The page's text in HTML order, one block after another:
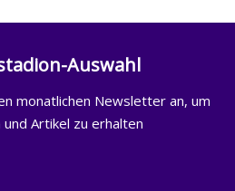
Auswahl
monatlichen Newsletter an, um
Artikel zu erhalten